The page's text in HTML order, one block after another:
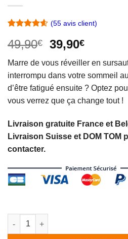
sur 5 basé
sur
notations
client
(55avis client)
49,90€
Le
prix
initial
était :
49,90€.
39,90€Le
actuel
est :
39,90€.
Marre de vous réveiller en
interrompu dans votre sommeil
d’être fatigué ensuite ? Optez
vous verrez que ça change tout !
Livraison gratuite France et
Livraison Suisse et DOM TOM
contacter.
quantité de Réveil Lumineux